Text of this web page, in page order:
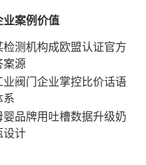
业案例价值
检测机构成欧盟认证官方
案源
业阀门企业掌控比价话语
系
婴品牌用吐槽数据升级奶
设计